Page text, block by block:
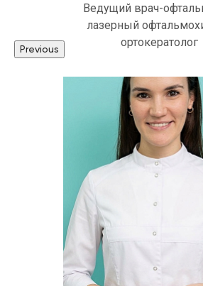
Ведущий врач-
лазерный
ортокератолог
Previous